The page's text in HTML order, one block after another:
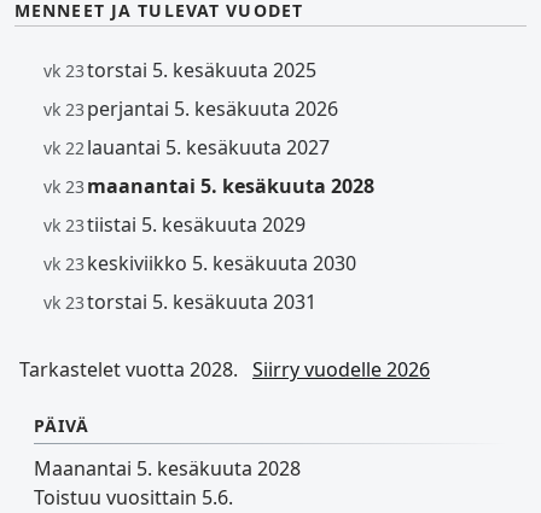
MENNEET JA TULEVAT VUODET
vk 23torstai 5. kesäkuuta 2025
vk 23 perjantai 5. kesäkuuta 2026
vk 22 lauantai 5. kesäkuuta 2027
vk 23 maanantai 5. kesäkuuta 2028
vk 23tiistai 5. kesäkuuta 2029
vk 23 keskiviikko 5. kesäkuuta 2030
vk 23torstai 5. kesäkuuta 2031
Tarkastelet vuotta 2028. Siirry vuodelle 2026
PÄIVÄ
Maanantai 5. kesäkuuta 2028
Toistuu vuosittain 5.6.